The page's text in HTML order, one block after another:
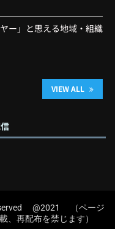
ー」と思える地域・組織
VIEW ALL
@2021 （ページ
、再配布を禁じます）